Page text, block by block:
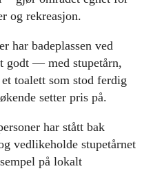
og rekreasjon.
har badeplassen ved
godt — med stupetårn,
toalett som stod ferdig
setter pris på.
har stått bak
vedlikeholde stupetårnet
på lokalt